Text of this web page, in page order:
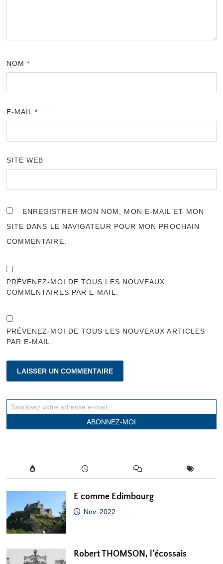
NOM*
E-MAIL*
SITE WEB
ENREGISTRER MON NOM, MON E-MAIL ET MON
SITE DANS LE NAVIGATEUR POUR MON PROCHAIN
COMMENTAIRE.
PRÉVENEZ-MOI DE TOUS LES NOUVEAUX
COMMENTAIRES PAR E-MAIL.
PRÉVENEZ-MOI DE TOUS LES NOUVEAUX ARTICLES
PAR E-MAIL.
Saisissez votre adresse e-mail…
ABONNEZ-MOI
E comme Edimbourg
Nov. 2022
Robert THOMSON, l’écossais